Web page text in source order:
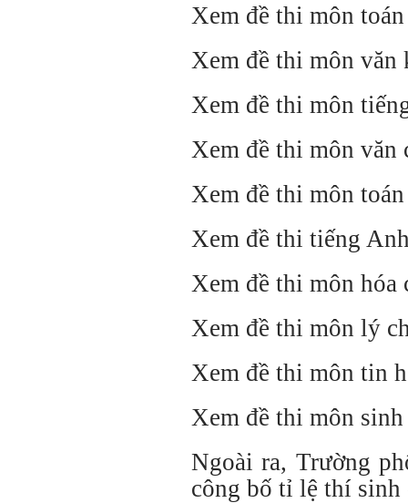
Xem đề thi môn
Xem đề thi môn
Xem đề thi môn
Xem đề thi môn văn
Xem đề thi môn
Xem đề thi tiếng
Xem đề thi môn hóa
Xem đề thi môn lý
Xem đề thi môn tin
Xem đề thi môn
Ngoài ra, Trường
công bố tỉ lệ thí